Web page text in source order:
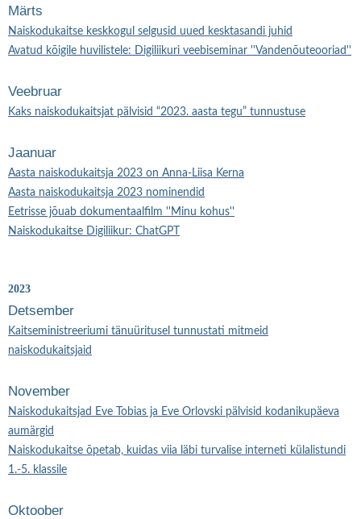
Märts
Naiskodukaitse keskkogul selgusid uued kesktasandi juhid
Avatud kõigile huvilistele: Digiliikuri veebiseminar ''Vandenõuteooriad''
Veebruar
Kaks naiskodukaitsjat pälvisid “2023. aasta tegu” tunnustuse
Jaanuar
Aasta naiskodukaitsja 2023 on Anna-Liisa Kerna
Aasta naiskodukaitsja 2023 nominendid
Eetrisse jõuab dokumentaalfilm ''Minu kohus''
Naiskodukaitse Digiliikur: ChatGPT
2023
Detsember
Kaitseministreeriumi tänuüritusel tunnustati mitmeid
naiskodukaitsjaid
November
Naiskodukaitsjad Eve Tobias ja Eve Orlovski pälvisid kodanikupäeva
aumärgid
Naiskodukaitse õpetab, kuidas viia läbi turvalise interneti külalistundi
1.-5. klassile
Oktoober